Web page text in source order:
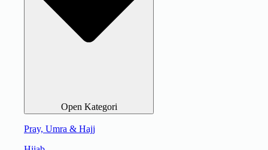
Open Kategori
Pray, Umra & Hajj